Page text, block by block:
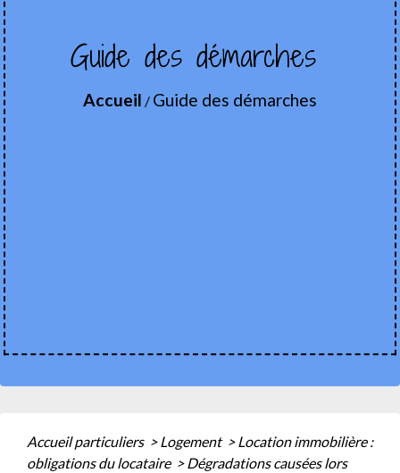
Guide des démarches
Accueil / Guide des démarches
Accueil particuliers > Logement > Location immobilière :
obligations du locataire > Dégradations causées lors